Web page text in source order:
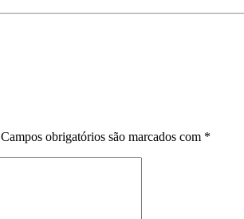
Campos obrigatórios são marcados com *